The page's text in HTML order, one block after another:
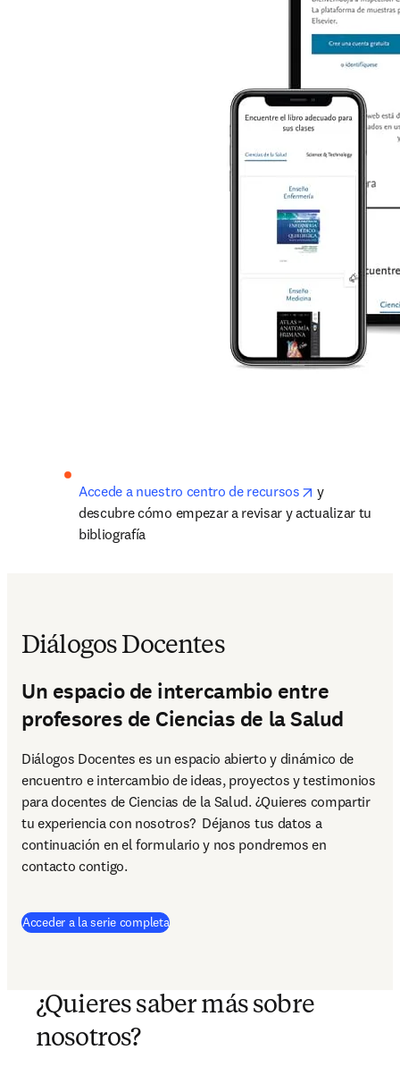
Accede a nuestro centro de recursos opens in new
y
descubre cómo empezar a revisar y actualizar tu
bibliografía
Diálogos Docentes
Un espacio de intercambio entre
profesores de Ciencias de la Salud
Diálogos Docentes es un espacio abierto y dinámico de
encuentro e intercambio de ideas, proyectos y testimonios
para docentes de Ciencias de la Salud. ¿Quieres compartir
tu experiencia con nosotros?  Déjanos tus datos a
continuación en el formulario y nos pondremos en
contacto contigo.
Acceder a la serie completa
¿Quieres saber más sobre
nosotros?